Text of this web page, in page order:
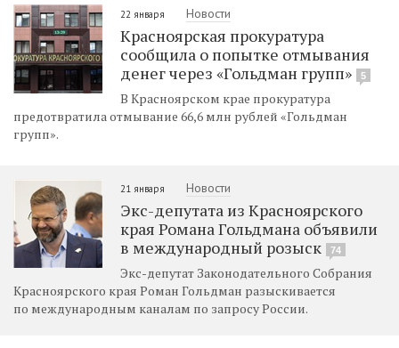
22 января Новости
Красноярская прокуратура
сообщила о попытке отмывания
денег через «Гольдман групп»
5
В Красноярском крае прокуратура
предотвратила отмывание 66,6 млн рублей «Гольдман
групп».
21 января Новости
Экс-депутата из Красноярского
края Романа Гольдмана объявили
в международный розыск
74
Экс-депутат Законодательного Собрания
Красноярского края Роман Гольдман разыскивается
по международным каналам по запросу России.